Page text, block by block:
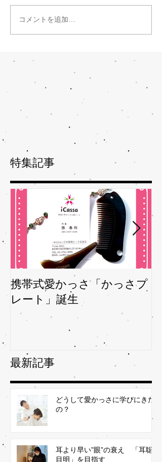
コメントを追加…
特集記事
携帯式愛かっさ「かっさプ
レート」誕生
最新記事
どうして愛かっさに学びにきた
の？
耳より早い”眼”の衰え 「耳聡
目明」を目指す